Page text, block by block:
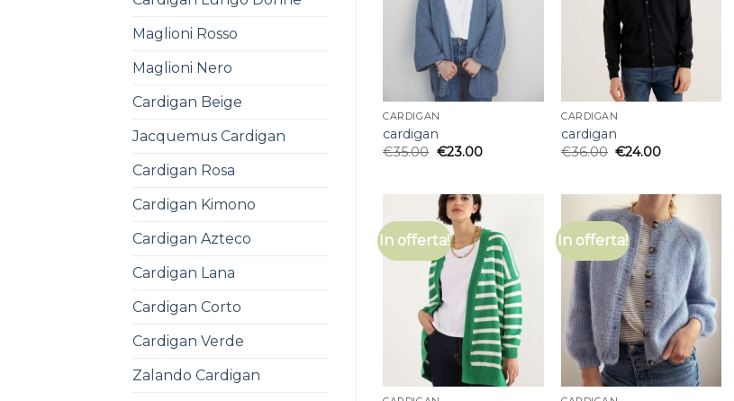
Maglioni Rosso
Maglioni Nero
Cardigan Beige
Jacquemus Cardigan
Cardigan Rosa
Cardigan Kimono
Cardigan Azteco
Cardigan Lana
Cardigan Corto
Cardigan Verde
Zalando Cardigan
CARDIGAN
cardigan
€35.00 €23.00
CARDIGAN
cardigan
€36.00 €24.00
In offerta! In offerta!